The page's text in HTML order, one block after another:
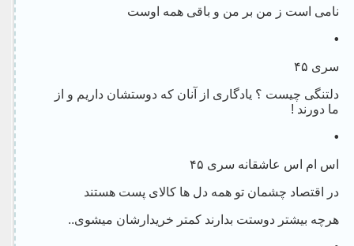
نامی است ز من بر من و باقی همه اوست
•
سری ۴۵
دلتنگی چیست ؟ یادگاری از آنان که دوستشان داریم و از
ما دورند !
•
اس ام اس عاشقانه سری ۴۵
در اقتصاد چشمان تو همه دل ها کالای پست هستند
هرچه بیشتر دوستت بدارند کمتر خریدارشان میشوی..